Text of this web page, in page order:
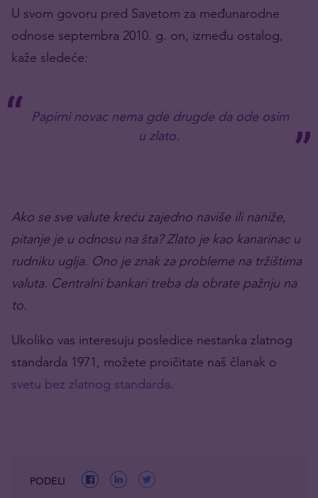
U svom govoru pred Savetom za međunarodne
odnose septembra 2010. g. on, između ostalog,
kaže sledeće:
Papirni novac nema gde drugde da ode osim
u zlato.
Ako se sve valute kreću zajedno naviše ili naniže,
pitanje je u odnosu na šta? Zlato je kao kanarinac u
rudniku uglja. Ono je znak za probleme na tržištima
valuta. Centralni bankari treba da obrate pažnju na
to.
Ukoliko vas interesuju posledice nestanka zlatnog
standarda 1971, možete proičitate naš članak o
svetu bez zlatnog standarda.
PODELI